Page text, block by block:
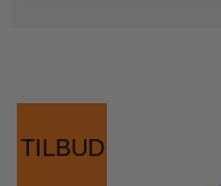
TILBUD